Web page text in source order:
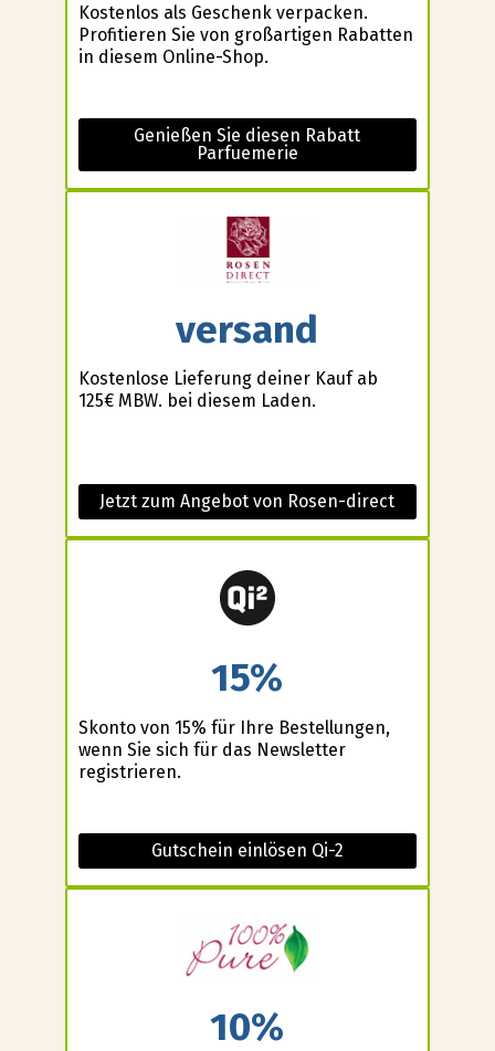
Kostenlos als Geschenk verpacken.
Profitieren Sie von großartigen Rabatten
in diesem Online-Shop.
Genießen Sie diesen Rabatt
Parfuemerie
versand
Kostenlose Lieferung deiner Kauf ab
125€ MBW. bei diesem Laden.
Jetzt zum Angebot von Rosen-direct
15%
Skonto von 15% für Ihre Bestellungen,
wenn Sie sich für das Newsletter
registrieren.
Gutschein einlösen Qi-2
10%